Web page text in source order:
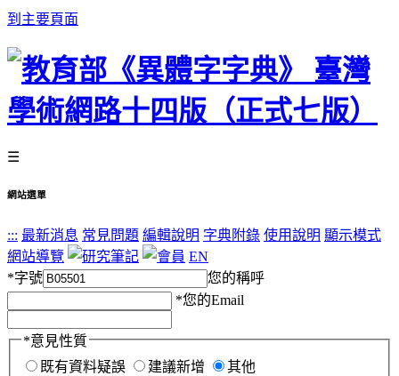
到主要頁面
☰
網站選單
::: 最新消息 常見問題 編輯說明 字典附錄 使用說明 顯示模式
網站導覽
EN
*字號
您的稱呼
*您的Email
*意見性質
既有資料疑誤
建議新增 其他